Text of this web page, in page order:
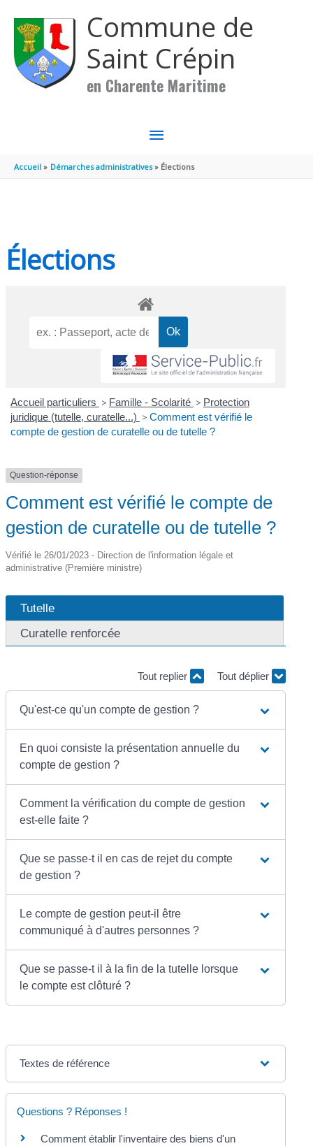
Commune de
Saint Crépin
en Charente Maritime
MENU
PRINCIPAL
Accueil Démarches administratives Élections
Élections
Accueil particuliers > Famille - Scolarité > Protection
juridique (tutelle, curatelle...) > Comment est vérifié le
compte de gestion de curatelle ou de tutelle ?
Question-réponse
Comment est vérifié le compte de
gestion de curatelle ou de tutelle ?
Vérifié le 26/01/2023 - Direction de l'information légale et
administrative (Première ministre)
Tutelle
Curatelle renforcée
Tout replier Tout déplier
Qu'est-ce qu'un compte de gestion ?
En quoi consiste la présentation annuelle du
compte de gestion ?
Comment la vérification du compte de gestion
est-elle faite ?
Que se passe-t il en cas de rejet du compte
de gestion ?
Le compte de gestion peut-il être
communiqué à d'autres personnes ?
Que se passe-t il à la fin de la tutelle lorsque
le compte est clôturé ?
Textes de référence
Questions ? Réponses !
Comment établir l'inventaire des biens d'un